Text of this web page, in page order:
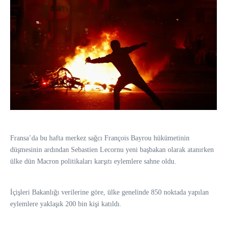
Fransa’da bu hafta merkez sağcı François Bayrou hükümetinin
düşmesinin ardından Sebastien Lecornu yeni başbakan olarak atanırken
ülke dün Macron politikaları karşıtı eylemlere sahne oldu.
İçişleri Bakanlığı verilerine göre, ülke genelinde 850 noktada yapılan
eylemlere yaklaşık 200 bin kişi katıldı.